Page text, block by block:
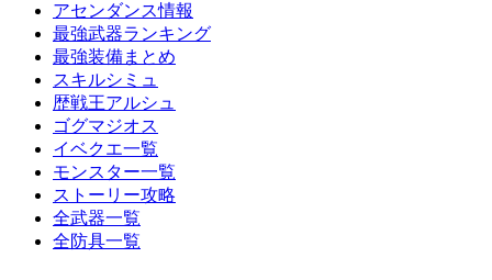
アセンダンス情報
最強武器ランキング
最強装備まとめ
スキルシミュ
歴戦王アルシュ
ゴグマジオス
イベクエ一覧
モンスター一覧
ストーリー攻略
全武器一覧
全防具一覧